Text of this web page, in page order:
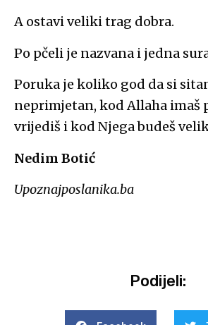
A ostavi veliki trag dobra.
Po pčeli je nazvana i jedna
Poruka je koliko god da si
neprimjetan, kod Allaha imaš
vrijediš i kod Njega budeš
Nedim Botić
Upoznajposlanika.ba
Podijeli: